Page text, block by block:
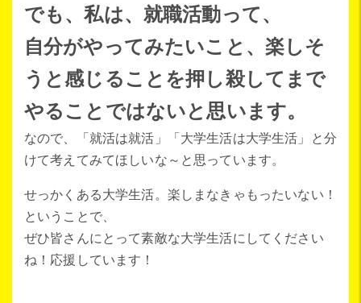
でも、私は、就職活動って、
自分がやってみたいこと、楽しそ
うと感じることを押し殺してまで
やることではないと思います。
なので、「就活は就活」「大学生活は大学生活」と分
けて考えてみてほしいな～と思っています。
せっかくある大学生活。楽しまなきゃもったいない！
ということで、
ぜひ皆さんにとって素敵な大学生活にしてください
ね！応援しています！